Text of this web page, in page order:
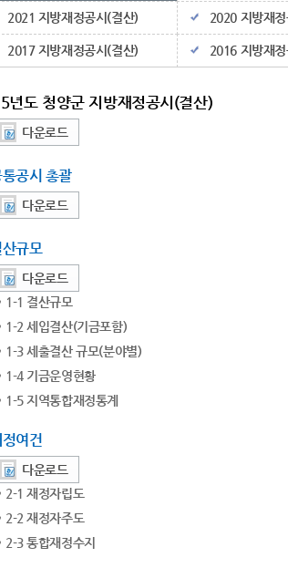
2021 지방재정공시(결산) 2020 지방재
2017 지방재정공시(결산) 2016 지방재
년도 청양군 지방재정공시(결산)
다운로드
공시 총괄
다운로드
규모
다운로드
1-1 결산규모
1-2 세입결산(기금포함)
1-3 세출결산 규모(분야별)
1-4 기금운영현황
1-5 지역통합재정통계
여건
다운로드
2-1 재정자립도
2-2 재정자주도
2-3 통합재정수지